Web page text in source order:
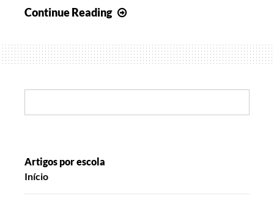
Continue Reading
Artigos por escola
Início